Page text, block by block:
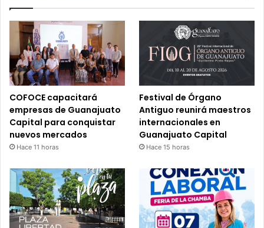
COFOCE capacitará
empresas de Guanajuato
Capital para conquistar
nuevos mercados
Hace 11 horas
Festival de Órgano
Antiguo reunirá maestros
internacionales en
Guanajuato Capital
Hace 15 horas